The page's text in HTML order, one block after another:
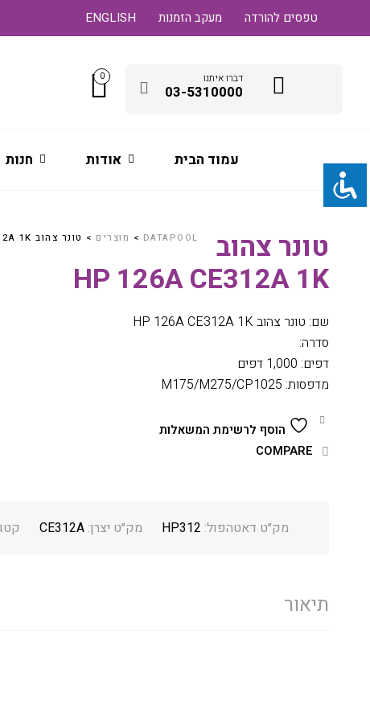
ENGLISH מעקב הזמנות טפסים להורדה
דברו איתנו
03-5310000
0
עמוד הבית אודות חנות
DATAPOOL
> מוצרים > טונר צהוב HP 126A CE312A 1K
טונר צהוב
HP 126A CE312A 1K
שם: טונר צהוב HP 126A CE312A 1K
סדרה:
דפים: 1,000 דפים
מדפסות: M175/M275/CP1025
הוסף לרשימת המשאלות
COMPARE
מק״ט דאטהפול: HP312 מק״ט יצרן: CE312A
תיאור